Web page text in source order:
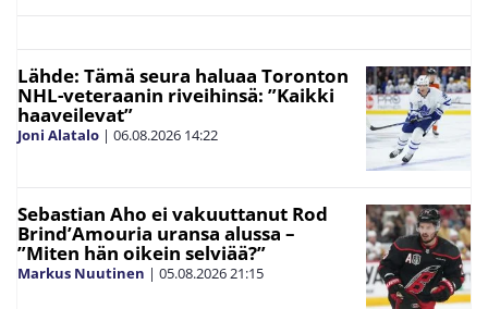
Lähde: Tämä seura haluaa Toronton
NHL-veteraanin riveihinsä: ”Kaikki
haaveilevat”
Joni Alatalo | 06.08.2026 14:22
Sebastian Aho ei vakuuttanut Rod
Brind’Amouria uransa alussa –
”Miten hän oikein selviää?”
Markus Nuutinen | 05.08.202621:15